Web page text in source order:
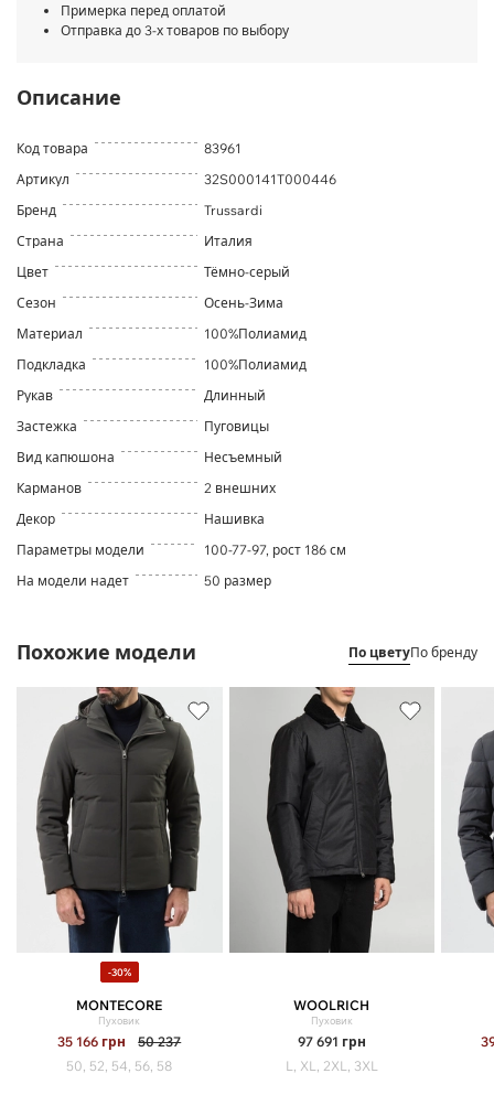
Примерка перед оплатой
Отправка до 3-х товаров по выбору
Описание
Код товара
83961
Артикул
32S000141T000446
Бренд
Trussardi
Страна
Италия
Цвет
Тёмно-серый
Сезон
Осень-Зима
Материал
100%Полиамид
Подкладка
100%Полиамид
Рукав
Длинный
Застежка
Пуговицы
Вид капюшона
Несъемный
Карманов
2 внешних
Декор
Нашивка
Параметры модели
100-77-97, рост 186 см
На модели надет
50 размер
Похожие модели По цветуПо бренду
-30%
MONTECORE
Пуховик
35 166 грн
50 237
50, 52, 54, 56, 58
WOOLRICH
Пуховик
97 691 грн
L, XL, 2XL, 3XL